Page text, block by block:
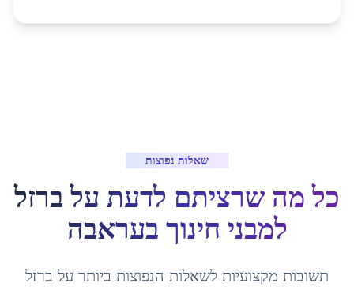
שאלות נפוצות
כל מה שרציתם לדעת על ברזל
למבני חינוך בעראבה
תשובות מקצועיות לשאלות הנפוצות ביותר על ברזל